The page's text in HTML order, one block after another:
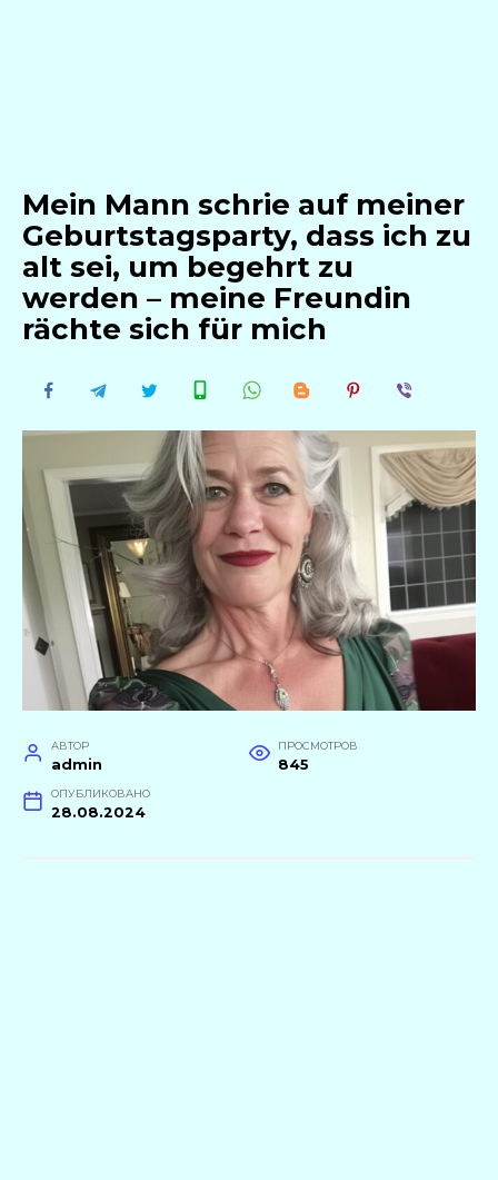
Mein Mann schrie auf meiner
Geburtstagsparty, dass ich zu
alt sei, um begehrt zu
werden – meine Freundin
rächte sich für mich
АВТОР
admin
ПРОСМОТРОВ
845
ОПУБЛИКОВАНО
28.08.2024